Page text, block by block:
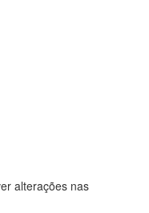
alterações nas